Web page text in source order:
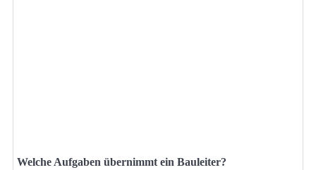
Welche Aufgaben übernimmt ein Bauleiter?